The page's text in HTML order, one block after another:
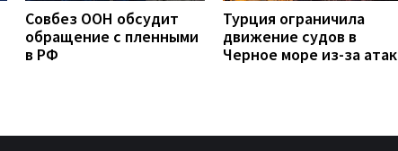
Совбез ООН обсудит
обращение с пленными
в РФ
Турция ограничила
движение судов в
Черное море из-за атак